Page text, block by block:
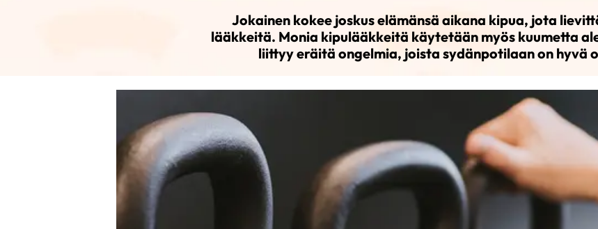
Jokainen kokee joskus elämänsä aikana kipua, jota
lääkkeitä. Monia kipulääkkeitä käytetään myös kuumetta
liittyy eräitä ongelmia, joista sydänpotilaan on hyvä